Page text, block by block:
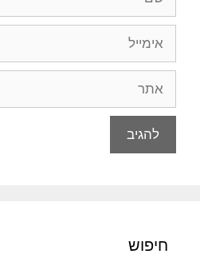
חיפוש